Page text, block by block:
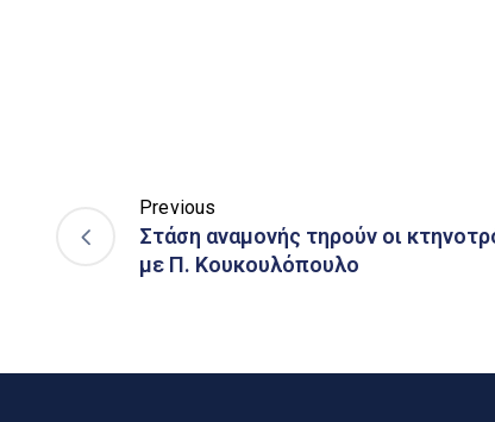
Previous
Στάση αναμονής τηρούν οι
με Π. Κουκουλόπουλο